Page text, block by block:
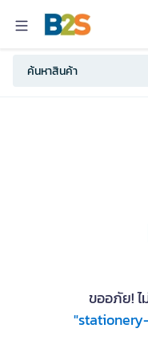
ขออภัย!